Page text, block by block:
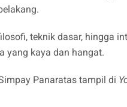
teknik dasar, hingga
yang kaya dan hangat.
Panaratas tampil di